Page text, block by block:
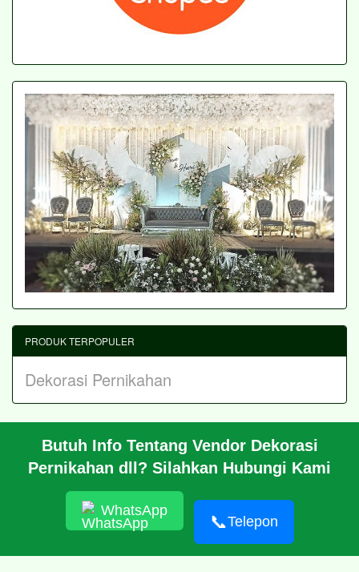
Butuh Info Tentang Vendor Dekorasi
Pernikahan dll? Silahkan Hubungi Kami
WhatsApp
📞Telepon
PRODUK TERPOPULER
Dekorasi Pernikahan
BERANDA
PROFIL
CARA PESAN
HUBUNGI KAMI
RSS|sitemap.xml